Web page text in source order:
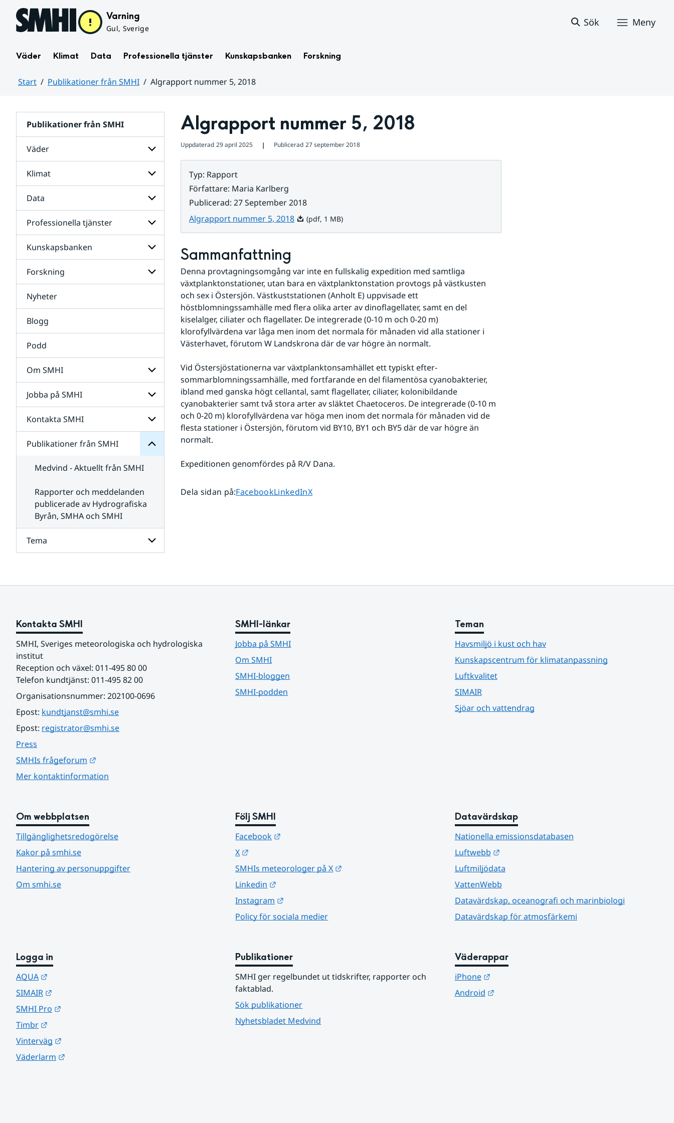
Hoppa till sidans innehåll Varning
Gul, Sverige
Sök Meny
Väder Klimat Data Professionella tjänster Kunskapsbanken Forskning
Start Publikationer från SMHI
Algrapport nummer 5, 2018
Publikationer från SMHI
Väder
Undersidor
för
Väder
Klimat
Undersidor
för
Klimat
Data
Undersidor
för
Data
Professionella tjänster
Undersidor
för
Professionella
tjänster
Kunskapsbanken
Undersidor
för
Kunskapsbanken
Forskning
Undersidor
för
Forskning
Nyheter
Blogg
Podd
Om SMHI
Undersidor
för
Om
SMHI
Jobba på SMHI
Undersidor
för
Jobba
på
Kontakta SMHI
Undersidor
Kontakta
SMHI
Publikationer från SMHI
Undersidor
för
Publikationer
från
SMHI
Medvind - Aktuellt från SMHI
Rapporter och meddelanden
publicerade av Hydrografiska
Byrån, SMHA och SMHI
Tema
Tema
Algrapport nummer 5, 2018
Uppdaterad 29 april 2025 ❘ Publicerad 27 september 2018
Typ: Rapport
Författare: Maria Karlberg
Publicerad: 27 September 2018
Algrapport nummer 5, 2018Pdf, 1 MB.
(pdf, 1 MB)
Sammanfattning
Denna provtagningsomgång var inte en fullskalig expedition med samtliga
växtplanktonstationer, utan bara en växtplanktonstation provtogs på västkusten
och sex i Östersjön. Västkuststationen (Anholt E) uppvisade ett
höstblomningssamhälle med flera olika arter av dinoflagellater, samt en del
kiselalger, ciliater och flagellater. De integrerade (0-10 m och 0-20 m)
klorofyllvärdena var låga men inom det normala för månaden vid alla stationer i
Västerhavet, förutom W Landskrona där de var högre än normalt.
Vid Östersjöstationerna var växtplanktonsamhället ett typiskt efter-
sommarblomningssamhälle, med fortfarande en del filamentösa cyanobakterier,
ibland med ganska högt cellantal, samt flagellater, ciliater, kolonibildande
cyanobakterier samt två stora arter av släktet Chaetoceros. De integrerade (0-10 m
och 0-20 m) klorofyllvärdena var höga men inom det normala för månaden vid de
flesta stationer i Östersjön, förutom vid BY10, BY1 och BY5 där de var högre än
normalt.
Expeditionen genomfördes på R/V Dana.
Dela sidan på:Dela sidan på
FacebookDela sidan på
LinkedInDela sidan på
X
Kontakta SMHI
SMHI, Sveriges meteorologiska och hydrologiska
institut
Reception och växel: 011-495 80 00
Telefon kundtjänst: 011-495 82 00
Organisationsnummer: 202100-0696
Epost: kundtjanst@smhi.se
Epost: registrator@smhi.se
Press
SMHIs frågeforum
Mer kontaktinformation
SMHI-länkar
Jobba på SMHI
Om SMHI
SMHI-bloggen
SMHI-podden
Teman
Havsmiljö i kust och hav
Kunskapscentrum för klimatanpassning
Luftkvalitet
SIMAIR
Sjöar och vattendrag
Om webbplatsen
Tillgänglighetsredogörelse
Kakor på smhi.se
Hantering av personuppgifter
Om smhi.se
Följ SMHI
Facebook
X
SMHIs meteorologer på X
Linkedin
Instagram
Policy för sociala medier
Datavärdskap
Nationella emissionsdatabasen
Luftwebb
Länk till annan webbplats.
Luftmiljödata
VattenWebb
Datavärdskap, oceanografi och marinbiologi
Datavärdskap för atmosfärkemi
Logga in
AQUA
SIMAIR
SMHI Pro
Timbr
Vinterväg
Väderlarm
Publikationer
SMHI ger regelbundet ut tidskrifter, rapporter och
faktablad.
Sök publikationer
Nyhetsbladet Medvind
Väderappar
iPhone
Länk till annan webbplats.
Android
Länk till annan webbplats.